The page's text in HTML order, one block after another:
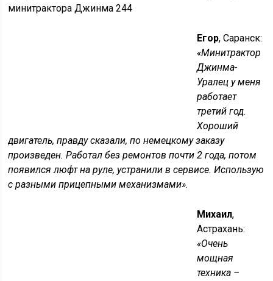
минитрактора Джинма 244
Егор, Саранск:
«Минитрактор
Джинма-
Уралец у меня
работает
третий год.
Хороший
двигатель, правду сказали, по немецкому заказу
произведен. Работал без ремонтов почти 2 года, потом
появился люфт на руле, устранили в сервисе. Использую
с разными прицепными механизмами».
Михаил,
Астрахань:
«Очень
мощная
техника –